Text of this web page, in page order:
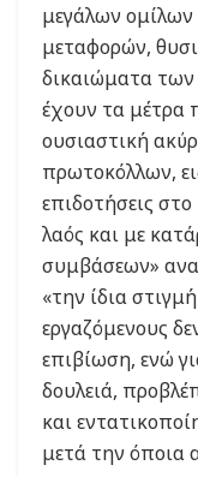
μεγάλων
μεταφορών,
δικαιώματα
έχουν τα μέτρα
ουσιαστική
πρωτοκόλλων,
επιδοτήσεις
λαός και με
συμβάσεων»
«την ίδια
εργαζόμενους
επιβίωση, ενώ
δουλειά,
και
μετά την όποια